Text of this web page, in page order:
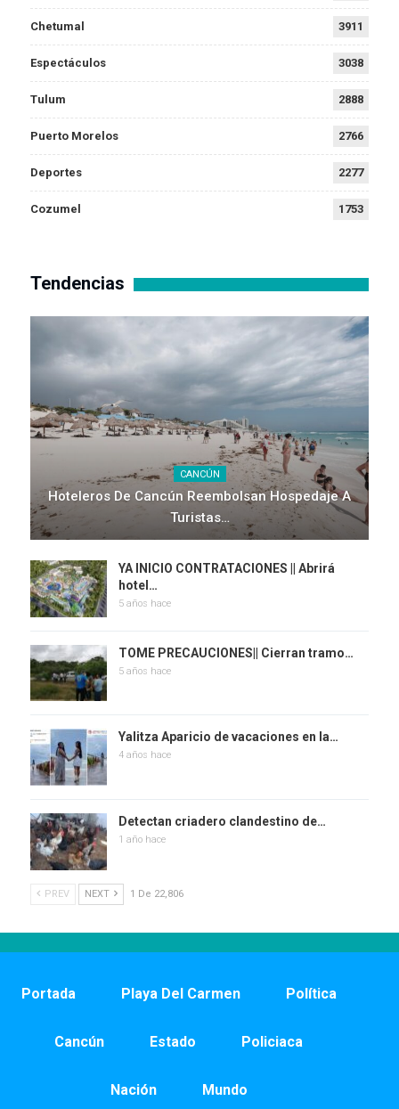
Chetumal 3911
Espectáculos 3038
Tulum 2888
Puerto Morelos 2766
Deportes 2277
Cozumel 1753
Tendencias
CANCÚN
Hoteleros De Cancún Reembolsan Hospedaje A
Turistas…
YA INICIO CONTRATACIONES || Abrirá
hotel…
5 años hace
TOME PRECAUCIONES|| Cierran tramo…
5 años hace
Yalitza Aparicio de vacaciones en la…
4 años hace
Detectan criadero clandestino de…
1 año hace
PREV NEXT 1 De 22,806
Portada Playa Del Carmen Política
Cancún Estado Policiaca
Nación Mundo